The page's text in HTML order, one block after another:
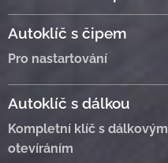
Autoklíč s čipem
Pro nastartování
Autoklíč s dálkou
Kompletní klíč s dálkovým
otevíráním